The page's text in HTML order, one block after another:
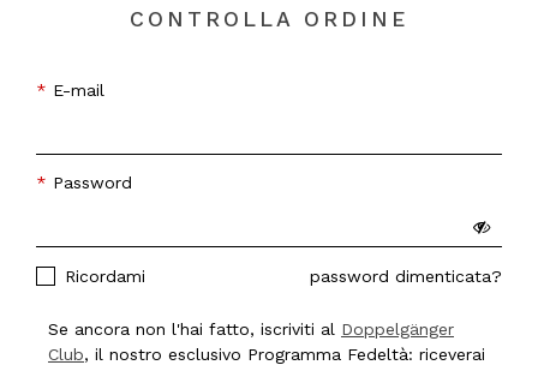
CONTROLLA ORDINE
E-mail
Password
Ricordami password dimenticata?
Se ancora non l'hai fatto, iscriviti al Doppelgänger
Club, il nostro esclusivo Programma Fedeltà: riceverai